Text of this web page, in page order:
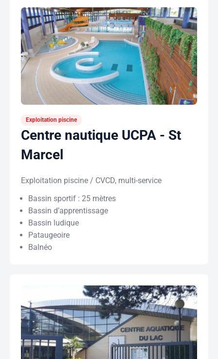
Exploitation piscine
Centre nautique UCPA - St
Marcel
Exploitation piscine / CVCD, multi-service
Bassin sportif : 25 mètres
Bassin d’apprentissage
Bassin ludique
Pataugeoire
Balnéo